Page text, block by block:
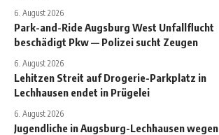
6. August 2026
Park-and-Ride Augsburg West Unfallflucht
beschädigt Pkw — Polizei sucht Zeugen
6. August 2026
Lehitzen Streit auf Drogerie-Parkplatz in
Lechhausen endet in Prügelei
6. August 2026
Jugendliche in Augsburg-Lechhausen wegen